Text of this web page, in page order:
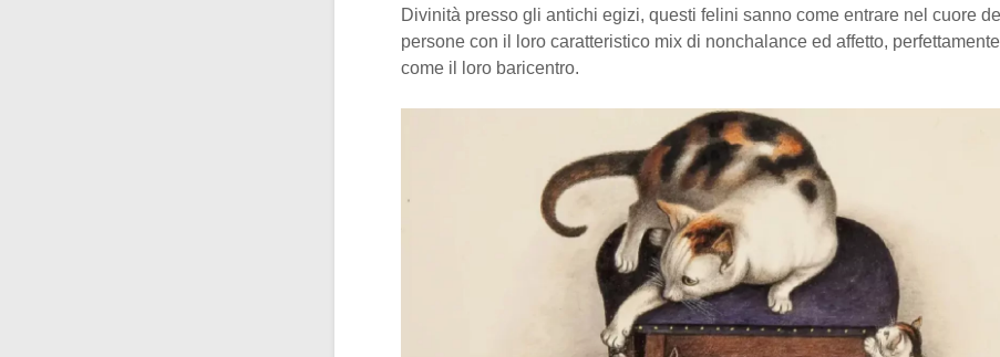
Divinità presso gli antichi egizi, questi felini sanno come entrare nel cuore
persone con il loro caratteristico mix di nonchalance ed affetto,
come il loro baricentro.